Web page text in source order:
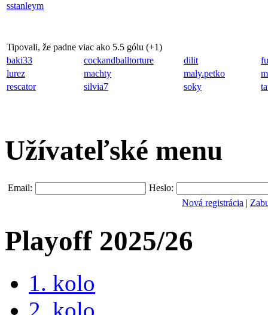
sstanleym
Tipovali, že padne viac ako 5.5 gólu (+1)
baki33
cockandballtorture dilit
lurez
machty maly.petko
rescator
silvia7 soky
Užívateľské menu
Email:
Heslo:
Nová registrácia |
Playoff 2025/26
1. kolo